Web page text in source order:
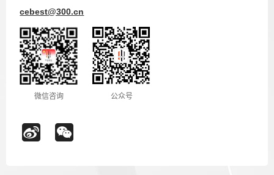
cebest@300.cn
微信咨询 公众号